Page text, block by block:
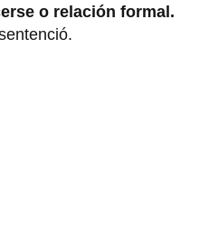
o relación formal.